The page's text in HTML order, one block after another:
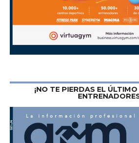
¡NO TE PIERDAS EL